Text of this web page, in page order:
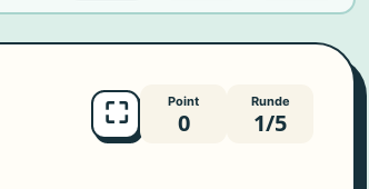
⛶ Point
0
Runde
1/5